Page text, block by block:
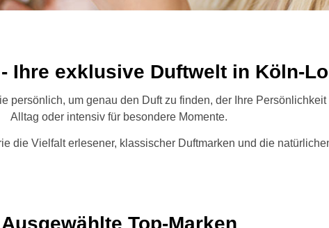
Ihre exklusive Duftwelt in Köln-
persönlich, um genau den Duft zu finden, der Ihre
Alltag oder intensiv für besondere Momente.
die Vielfalt erlesener, klassischer Duftmarken und die
Ausgewählte Top-Marken